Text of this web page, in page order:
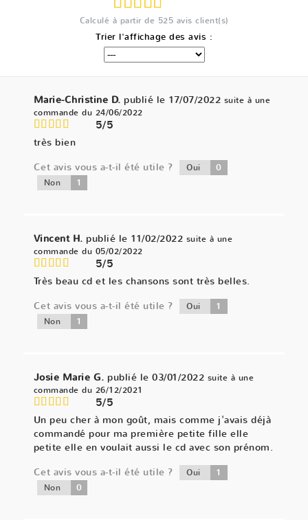
Calculé à partir de 525 avis client(s)
Trier l'affichage des avis :
Marie-Christine D.publié le 17/07/2022 suite à une
commande du 24/06/2022
5/5
très bien
Cet avis vous a-t-il été utile ?
Oui 0
Non 1
Vincent H.publié le 11/02/2022 suite à une
commande du 05/02/2022
5/5
Très beau cd et les chansons sont très belles.
Cet avis vous a-t-il été utile ?
Oui 1
Non 1
Josie Marie G.publié le 03/01/2022 suite à une
commande du 26/12/2021
5/5
Un peu cher à mon goût, mais comme j'avais déjà
commandé pour ma première petite fille elle
petite elle en voulait aussi le cd avec son prénom.
Cet avis vous a-t-il été utile ?
Oui 1
Non 0